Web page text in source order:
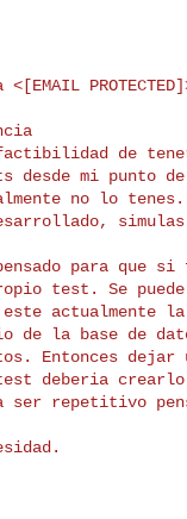
de
desde mi punto
no lo
para que
test. Se
este actualmente
de la base de
Entonces dejar
deberia
ser repetitivo